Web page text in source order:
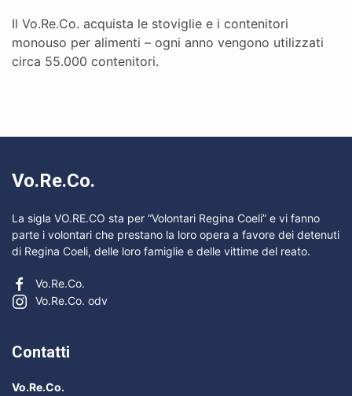
Il Vo.Re.Co. acquista le stoviglie e i contenitori
monouso per alimenti – ogni anno vengono utilizzati
circa 55.000 contenitori.
Vo.Re.Co.
La sigla VO.RE.CO sta per “Volontari Regina Coeli” e vi fanno
parte i volontari che prestano la loro opera a favore dei detenuti
di Regina Coeli, delle loro famiglie e delle vittime del reato.
Vo.Re.Co.
Vo.Re.Co. odv
Contatti
Vo.Re.Co.